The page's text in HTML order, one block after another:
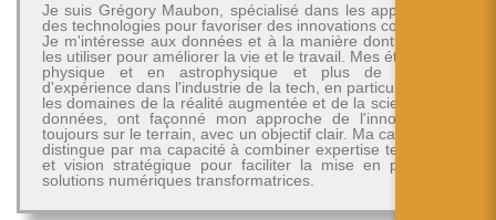
Je suis Grégory Maubon, spécialisé dans les applications
des technologies pour favoriser des innovations concrètes.
Je m'intéresse aux données et à la manière dont on peut
les utiliser pour améliorer la vie et le travail. Mes études en
physique et en astrophysique et plus de 30 ans
d'expérience dans l'industrie de la tech, en particulier dans
les domaines de la réalité augmentée et de la science des
données, ont façonné mon approche de l'innovation -
toujours sur le terrain, avec un objectif clair. Ma carrière se
distingue par ma capacité à combiner expertise technique
et vision stratégique pour faciliter la mise en place de
solutions numériques transformatrices.